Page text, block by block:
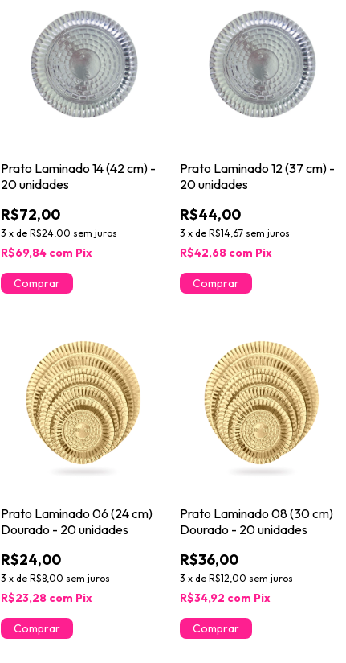
Prato Laminado 14 (42 cm) -
20 unidades
R$72,00
3 x deR$24,00 sem juros
R$69,84 com Pix
Prato Laminado 12 (37 cm) -
20 unidades
R$44,00
3 x de R$14,67 sem juros
R$42,68 com Pix
Prato Laminado 06 (24 cm)
Dourado - 20 unidades
R$24,00
3 x deR$8,00 sem juros
R$23,28 com Pix
Prato Laminado 08 (30 cm)
Dourado - 20 unidades
R$36,00
3 x de R$12,00 sem juros
R$34,92 com Pix